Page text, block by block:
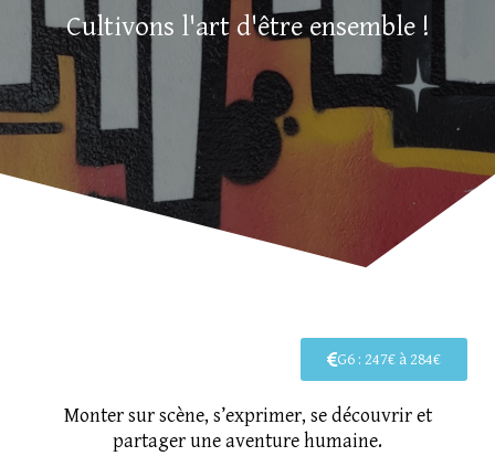
Cultivons l'art d'être ensemble !
G6 : 247€ à 284€
Monter sur scène, s’exprimer, se découvrir et
partager une aventure humaine.